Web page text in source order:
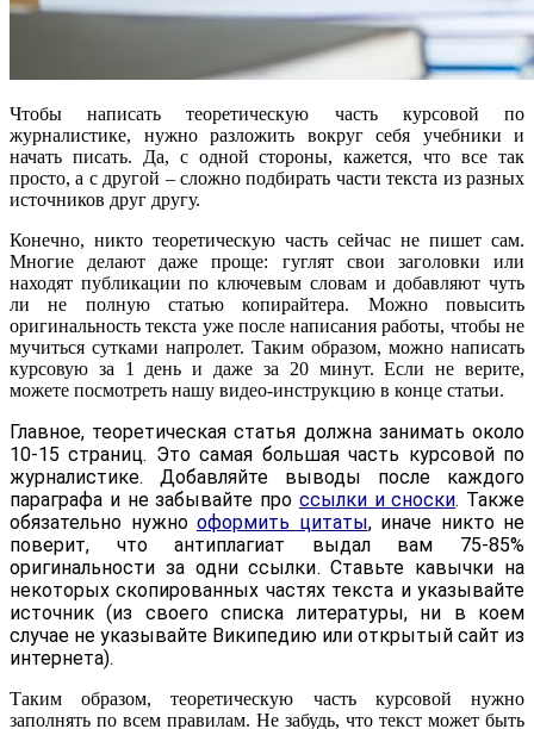
Чтобы написать теоретическую часть курсовой по
журналистике, нужно разложить вокруг себя учебники и
начать писать. Да, с одной стороны, кажется, что все так
просто, а с другой – сложно подбирать части текста из разных
источников друг другу.
Конечно, никто теоретическую часть сейчас не пишет сам.
Многие делают даже проще: гуглят свои заголовки или
находят публикации по ключевым словам и добавляют чуть
ли не полную статью копирайтера. Можно повысить
оригинальность текста уже после написания работы, чтобы не
мучиться сутками напролет. Таким образом, можно написать
курсовую за 1 день и даже за 20 минут. Если не верите,
можете посмотреть нашу видео-инструкцию в конце статьи.
Главное, теоретическая статья должна занимать около
10-15 страниц. Это самая большая часть курсовой по
журналистике. Добавляйте выводы после каждого
параграфа и не забывайте про ссылки и сноски. Также
обязательно нужно оформить цитаты, иначе никто не
поверит, что антиплагиат выдал вам 75-85%
оригинальности за одни ссылки. Ставьте кавычки на
некоторых скопированных частях текста и указывайте
источник (из своего списка литературы, ни в коем
случае не указывайте Википедию или открытый сайт из
интернета).
Таким образом, теоретическую часть курсовой нужно
заполнять по всем правилам. Не забудь, что текст может быть